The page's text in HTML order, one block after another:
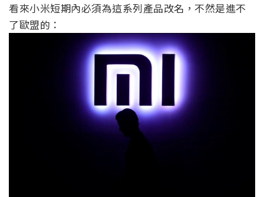
看來小米短期內必須為這系列產品改名，不然是進不
了歐盟的：